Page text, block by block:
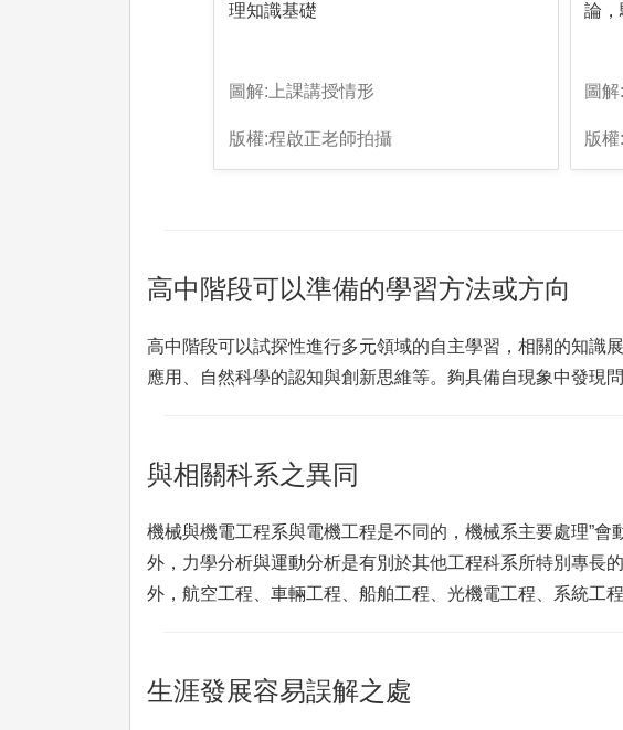
理知識基礎
圖解:上課講授情形
版權:程啟正老師拍攝
論
圖
版
高中階段可以準備的學習方法或方向
高中階段可以試探性進行多元領域的自主學習，相關的知識
應用、自然科學的認知與創新思維等。夠具備自現象中發現
與相關科系之異同
機械與機電工程系與電機工程是不同的，機械系主要處理”會
外，力學分析與運動分析是有別於其他工程科系所特別專
外，航空工程、車輛工程、船舶工程、光機電工程、系統工
生涯發展容易誤解之處